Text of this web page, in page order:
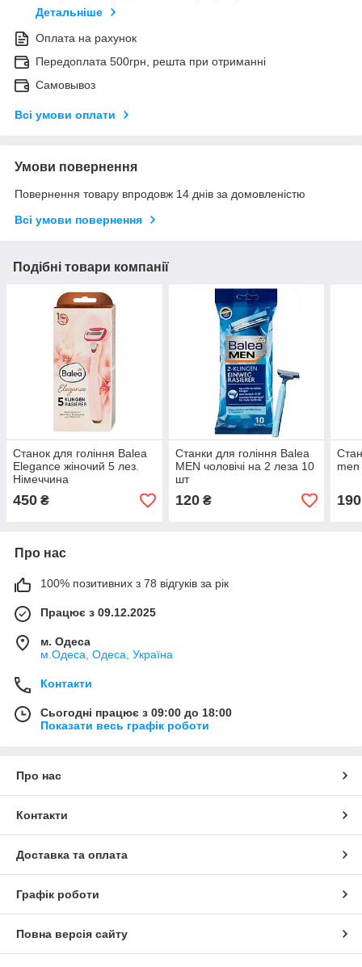
Детальніше
Оплата на рахунок
Передоплата 500грн, решта при отриманні
Самовывоз
Всі умови оплати
Умови повернення
Повернення товару впродовж 14 днів за домовленістю
Всі умови повернення
Подібні товари компанії
Станок для гоління Balea
Elegance жіночий 5 лез.
Німеччина
450 ₴
Станки для гоління Balea
MEN чоловічі на 2 леза 10
шт
120₴ 190
Про нас
100% позитивних з 78 відгуків за рік
Працює з 09.12.2025
м. Одеса
м.Одеса, Одеса, Україна
Контакти
Сьогодні працює з 09:00 до 18:00
Показати весь графік роботи
Про нас
Контакти
Доставка та оплата
Графік роботи
Повна версія сайту